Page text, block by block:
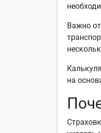
Важно
на